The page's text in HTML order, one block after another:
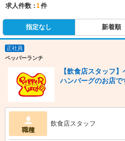
求人件数 : 1件
指定なし 新着順
正社員
ペッパーランチ
【飲食店スタッフ
ハンバーグのお店で
職種
飲食店スタッフ